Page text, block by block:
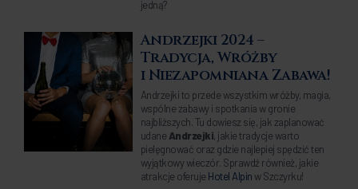
jedną?
Andrzejki 2024 –
Tradycja, Wróżby
i Niezapomniana Zabawa!
Andrzejki to przede wszystkim wróżby, magia,
wspólne zabawy i spotkania w gronie
najbliższych. Tu dowiesz się, jak zaplanować
udane Andrzejki, jakie tradycje warto
pielęgnować oraz gdzie najlepiej spędzić ten
wyjątkowy wieczór. Sprawdź również, jakie
atrakcje oferuje Hotel Alpin w Szczyrku!